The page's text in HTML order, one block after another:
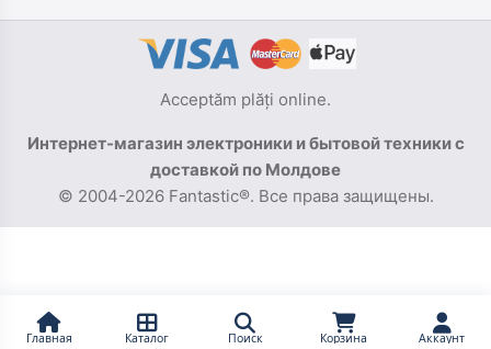
Главная Каталог Поиск Корзина Аккаунт
Acceptăm plăți online.
Интернет-магазин электроники и бытовой техники с
доставкой по Молдове
© 2004-2026 Fantastic®. Все права защищены.